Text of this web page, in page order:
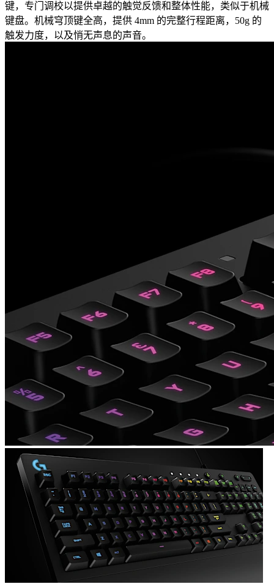
键，专门调校以提供卓越的触觉反馈和整体性能，类似于机械
键盘。机械穹顶键全高，提供 4mm 的完整行程距离，50g 的
触发力度，以及悄无声息的声音。